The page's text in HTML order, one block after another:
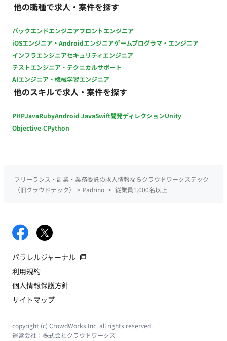
他の職種で求人・案件を探す
バックエンドエンジニアフロントエンジニア
iOSエンジニア・Androidエンジニアゲームプログラマ・エンジニア
インフラエンジニアセキュリティエンジニア
テストエンジニア・テクニカルサポート
AIエンジニア・機械学習エンジニア
他のスキルで求人・案件を探す
PHPJavaRubyAndroid JavaSwift開発ディレクションUnity
Objective-CPython
フリーランス・副業・業務委託の求人情報ならクラウドワークステック
（旧クラウドテック）
> Padrino > 従業員1,000名以上
パラレルジャーナル
利用規約
個人情報保護方針
サイトマップ
copyright (c) CrowdWorks Inc. all rights reserved.
運営会社： 株式会社クラウドワークス